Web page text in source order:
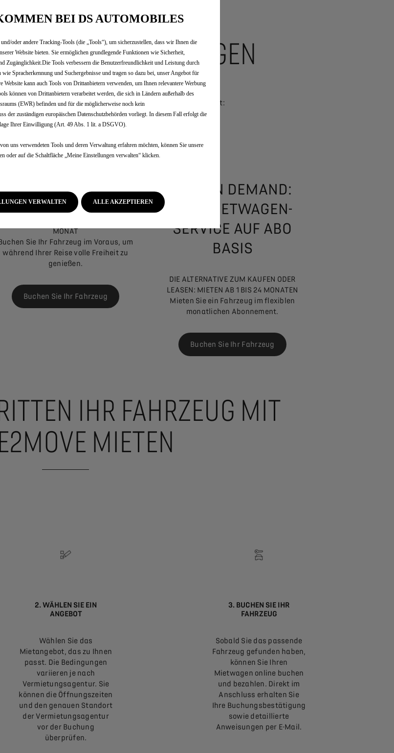
MOBILITÄTSLÖSUNGEN
werden durch das angebotene Servicespektrum abgedeckt:
von 1 Minute bis zu mehreren Tagen
MIETE: von einem Tag bis zu einem Monat
KURZZEITMIETE
MONAT
Sie Ihr Fahrzeug im Voraus, um
während Ihrer Reise volle Freiheit zu
genießen.
Buchen Sie Ihr Fahrzeug
CAR ON DEMAND:
DER MIETWAGEN-
SERVICE AUF ABO
BASIS
DIE ALTERNATIVE ZUM KAUFEN ODER
LEASEN: MIETEN AB 1 BIS 24 MONATEN
Mieten Sie ein Fahrzeug im flexiblen
monatlichen Abonnement.
Buchen Sie Ihr Fahrzeug
IHR FAHRZEUG MIT
MIETEN
2. WÄHLEN SIE EIN
ANGEBOT
Wählen Sie das
Mietangebot, das zu Ihnen
passt. Die Bedingungen
variieren je nach
Vermietungsagentur. Sie
können die Öffnungszeiten
und den genauen Standort
der Vermietungsagentur
vor der Buchung
überprüfen.
3. BUCHEN SIE IHR
FAHRZEUG
Sobald Sie das passende
Fahrzeug gefunden haben,
können Sie Ihren
Mietwagen online buchen
und bezahlen. Direkt im
Anschluss erhalten Sie
Ihre Buchungsbestätigung
sowie detaillierte
Anweisungen per E-Mail.
BEI DS AUTOMOBILES
oder andere Tracking-Tools (die „Tools“), um sicherzustellen, dass wir Ihnen die
Website bieten. Sie ermöglichen grundlegende Funktionen wie Sicherheit,
Zugänglichkeit.Die Tools verbessern die Benutzerfreundlichkeit und Leistung durch
wie Spracherkennung und Suchergebnisse und tragen so dazu bei, unser Angebot für
Website kann auch Tools von Drittanbietern verwenden, um Ihnen relevantere Werbung
können von Drittanbietern verarbeitet werden, die sich in Ländern außerhalb des
(EWR) befinden und für die möglicherweise noch kein
der zuständigen europäischen Datenschutzbehörden vorliegt. In diesem Fall erfolgt die
Ihrer Einwilligung (Art. 49 Abs. 1 lit. a DSGVO).
uns verwendeten Tools und deren Verwaltung erfahren möchten, können Sie unsere
oder auf die Schaltfläche „Meine Einstellungen verwalten“ klicken.
VERWALTEN ALLE AKZEPTIEREN